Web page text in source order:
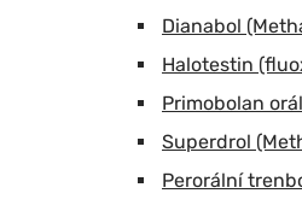
Dianabol
Halotestin
Primobolan
Superdrol
Perorální